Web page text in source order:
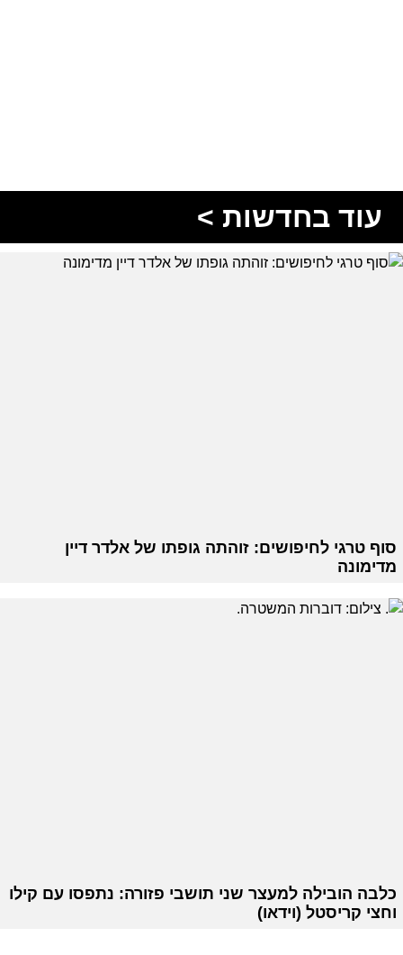
עוד בחדשות >
סוף טרגי לחיפושים: זוהתה גופתו של אלדר דיין
מדימונה
כלבה הובילה למעצר שני תושבי פזורה: נתפסו עם קילו
וחצי קריסטל (וידאו)